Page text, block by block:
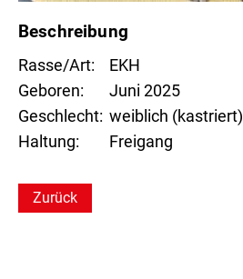
Beschreibung
Rasse/Art
EKH
Geboren
Juni 2025
Geschlecht weiblich (kastriert)
Haltung
Freigang
Zurück